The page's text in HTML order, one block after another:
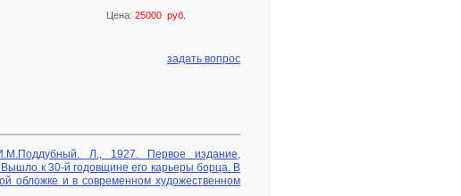
Цена: 25000 руб.
задать вопрос
Л., 1927. Первое издание,
к 30-й годовщине его карьеры борца. В
обложке и в современном художественном